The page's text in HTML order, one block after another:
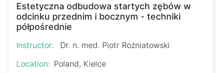
Estetyczna odbudowa startych zębów w
odcinku przednim i bocznym - techniki
półpośrednie
Instructor:
Dr. n. med. Piotr Rożniatowski
Location: Poland, Kielce